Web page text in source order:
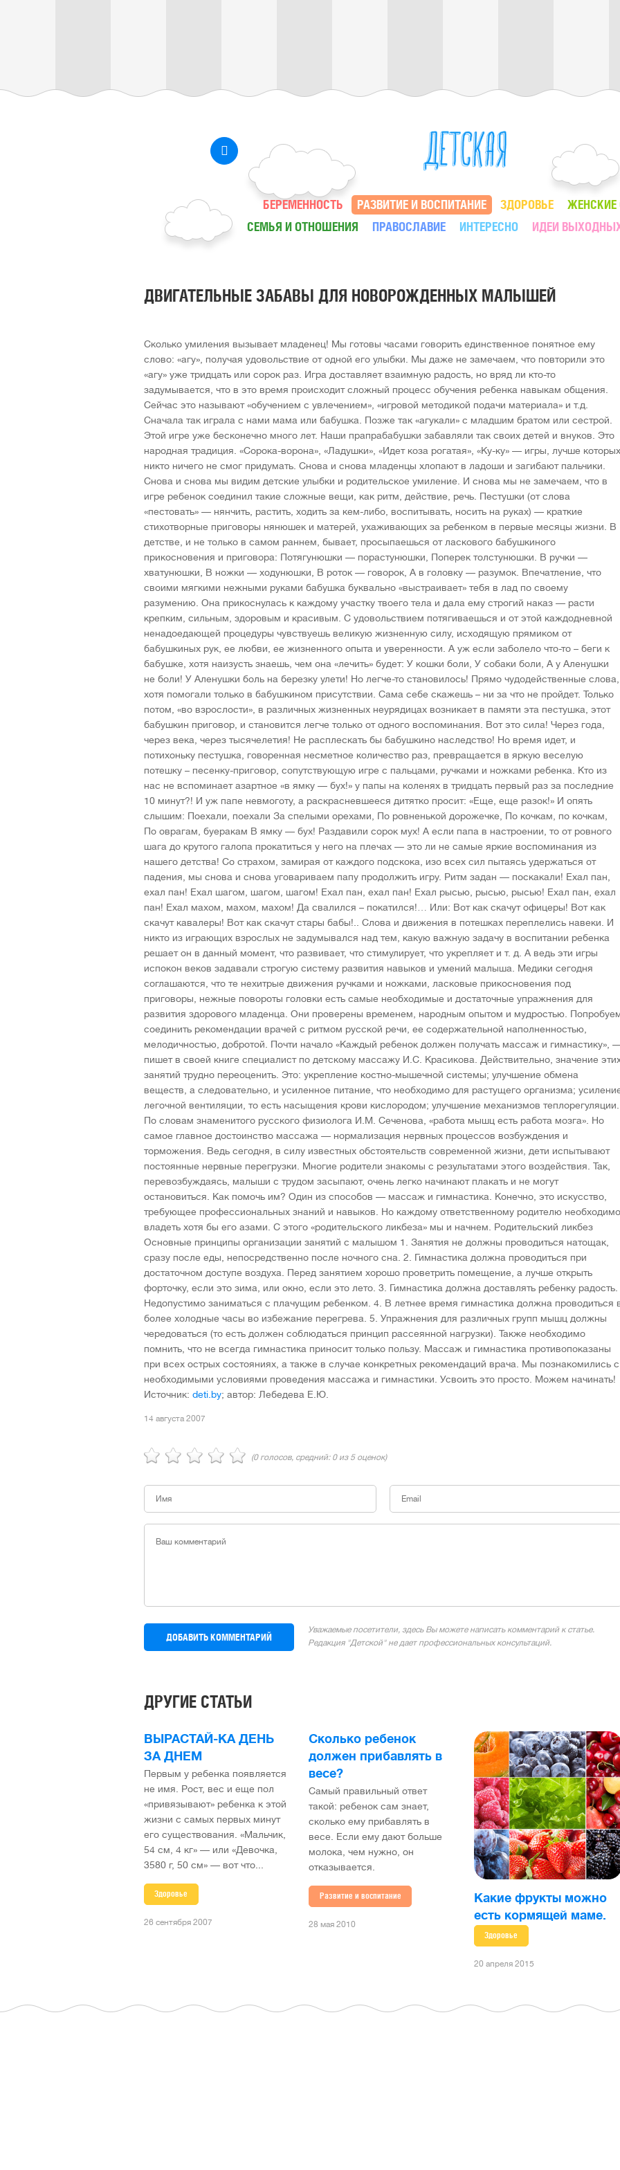
БЕРЕМЕННОСТЬ РАЗВИТИЕ И ВОСПИТАНИЕ ЗДОРОВЬЕ
ЖЕНСКИЕ
СЕМЬЯ И ОТНОШЕНИЯ
ПРАВОСЛАВИЕ ИНТЕРЕСНО ИДЕИ
ДВИГАТЕЛЬНЫЕ ЗАБАВЫ ДЛЯ НОВОРОЖДЕННЫХ МАЛЫШЕЙ
Сколько умиления вызывает младенец! Мы готовы часами говорить единственное понятное ему
слово: «агу», получая удовольствие от одной его улыбки. Мы даже не замечаем, что повторили это
«агу» уже тридцать или сорок раз. Игра доставляет взаимную радость, но вряд ли кто-то
задумывается, что в это время происходит сложный процесс обучения ребенка навыкам общения.
Сейчас это называют «обучением с увлечением», «игровой методикой подачи материала» и т.д.
Сначала так играла с нами мама или бабушка. Позже так «агукали» с младшим братом или сестрой.
Этой игре уже бесконечно много лет. Наши прапрабабушки забавляли так своих детей и внуков. Это
народная традиция. «Сорока-ворона», «Ладушки», «Идет коза рогатая», «Ку-ку» — игры, лучше которых
никто ничего не смог придумать. Снова и снова младенцы хлопают в ладоши и загибают пальчики.
Снова и снова мы видим детские улыбки и родительское умиление. И снова мы не замечаем, что в
игре ребенок соединил такие сложные вещи, как ритм, действие, речь. Пестушки (от слова
«пестовать» — нянчить, растить, ходить за кем-либо, воспитывать, носить на руках) — краткие
стихотворные приговоры нянюшек и матерей, ухаживающих за ребенком в первые месяцы жизни. В
детстве, и не только в самом раннем, бывает, просыпаешься от ласкового бабушкиного
прикосновения и приговора: Потягунюшки — порастунюшки, Поперек толстунюшки. В ручки —
хватунюшки, В ножки — ходунюшки, В роток — говорок, А в головку — разумок. Впечатление, что
своими мягкими нежными руками бабушка буквально «выстраивает» тебя в лад по своему
разумению. Она прикоснулась к каждому участку твоего тела и дала ему строгий наказ — расти
крепким, сильным, здоровым и красивым. С удовольствием потягиваешься и от этой каждодневной
ненадоедающей процедуры чувствуешь великую жизненную силу, исходящую прямиком от
бабушкиных рук, ее любви, ее жизненного опыта и уверенности. А уж если заболело что-то – беги к
бабушке, хотя наизусть знаешь, чем она «лечить» будет: У кошки боли, У собаки боли, А у Аленушки
не боли! У Аленушки боль на березку улети! Но легче-то становилось! Прямо чудодейственные слова,
хотя помогали только в бабушкином присутствии. Сама себе скажешь – ни за что не пройдет. Только
потом, «во взрослости», в различных жизненных неурядицах возникает в памяти эта пестушка, этот
бабушкин приговор, и становится легче только от одного воспоминания. Вот это сила! Через года,
через века, через тысячелетия! Не расплескать бы бабушкино наследство! Но время идет, и
потихоньку пестушка, говоренная несметное количество раз, превращается в яркую веселую
потешку – песенку-приговор, сопутствующую игре с пальцами, ручками и ножками ребенка. Кто из
нас не вспоминает азартное «в ямку — бух!» у папы на коленях в тридцать первый раз за последние
10 минут?! И уж папе невмоготу, а раскрасневшееся дитятко просит: «Еще, еще разок!» И опять
слышим: Поехали, поехали За спелыми орехами, По ровненькой дорожечке, По кочкам, по кочкам,
По оврагам, буеракам В ямку — бух! Раздавили сорок мух! А если папа в настроении, то от ровного
шага до крутого галопа прокатиться у него на плечах — это ли не самые яркие воспоминания из
нашего детства! Со страхом, замирая от каждого подскока, изо всех сил пытаясь удержаться от
падения, мы снова и снова уговариваем папу продолжить игру. Ритм задан — поскакали! Ехал пан,
ехал пан! Ехал шагом, шагом, шагом! Ехал пан, ехал пан! Ехал рысью, рысью, рысью! Ехал пан, ехал
пан! Ехал махом, махом, махом! Да свалился – покатился!… Или: Вот как скачут офицеры! Вот как
скачут кавалеры! Вот как скачут стары бабы!.. Слова и движения в потешках переплелись навеки. И
никто из играющих взрослых не задумывался над тем, какую важную задачу в воспитании ребенка
решает он в данный момент, что развивает, что стимулирует, что укрепляет и т. д. А ведь эти игры
испокон веков задавали строгую систему развития навыков и умений малыша. Медики сегодня
соглашаются, что те нехитрые движения ручками и ножками, ласковые прикосновения под
приговоры, нежные повороты головки есть самые необходимые и достаточные упражнения для
развития здорового младенца. Они проверены временем, народным опытом и мудростью.
соединить рекомендации врачей с ритмом русской речи, ее содержательной наполненностью,
мелодичностью, добротой. Почти начало «Каждый ребенок должен получать массаж и гимнастику»,
пишет в своей книге специалист по детскому массажу И.С. Красикова. Действительно, значение
занятий трудно переоценить. Это: укрепление костно-мышечной системы; улучшение обмена
веществ, а следовательно, и усиленное питание, что необходимо для растущего организма;
легочной вентиляции, то есть насыщения крови кислородом; улучшение механизмов теплорегуляции.
По словам знаменитого русского физиолога И.М. Сеченова, «работа мышц есть работа мозга». Но
самое главное достоинство массажа — нормализация нервных процессов возбуждения и
торможения. Ведь сегодня, в силу известных обстоятельств современной жизни, дети испытывают
постоянные нервные перегрузки. Многие родители знакомы с результатами этого воздействия. Так,
перевозбуждаясь, малыши с трудом засыпают, очень легко начинают плакать и не могут
остановиться. Как помочь им? Один из способов — массаж и гимнастика. Конечно, это искусство,
требующее профессиональных знаний и навыков. Но каждому ответственному родителю необходимо
владеть хотя бы его азами. С этого «родительского ликбеза» мы и начнем. Родительский ликбез
Основные принципы организации занятий с малышом 1. Занятия не должны проводиться натощак,
сразу после еды, непосредственно после ночного сна. 2. Гимнастика должна проводиться при
достаточном доступе воздуха. Перед занятием хорошо проветрить помещение, а лучше открыть
форточку, если это зима, или окно, если это лето. 3. Гимнастика должна доставлять ребенку радость.
Недопустимо заниматься с плачущим ребенком. 4. В летнее время гимнастика должна проводиться
более холодные часы во избежание перегрева. 5. Упражнения для различных групп мышц должны
чередоваться (то есть должен соблюдаться принцип рассеянной нагрузки). Также необходимо
помнить, что не всегда гимнастика приносит только пользу. Массаж и гимнастика противопоказаны
при всех острых состояниях, а также в случае конкретных рекомендаций врача. Мы познакомились с
необходимыми условиями проведения массажа и гимнастики. Усвоить это просто. Можем начинать!
Источник: deti.by; автор: Лебедева Е.Ю.
14 августа 2007
(0голосов, средний: 0из 5 оценок)
Уважаемые посетители, здесь Вы можете написать комментарий к статье.
Редакция "Детской" не дает профессиональных консультаций.
ДРУГИЕ СТАТЬИ
ВЫРАСТАЙ-КА ДЕНЬ
ЗА ДНЕМ
Первым у ребенка появляется
не имя. Рост, вес и еще пол
«привязывают» ребенка к этой
жизни с самых первых минут
его существования. «Мальчик,
54 см, 4 кг» — или «Девочка,
3580 г, 50 см» — вот что...
Здоровье
26 сентября 2007
Сколько ребенок
должен прибавлять в
весе?
Самый правильный ответ
такой: ребенок сам знает,
сколько ему прибавлять в
весе. Если ему дают больше
молока, чем нужно, он
отказывается.
Развитие и воспитание
28 мая 2010
Какие фрукты можно
есть кормящей маме.
Здоровье
20 апреля 2015